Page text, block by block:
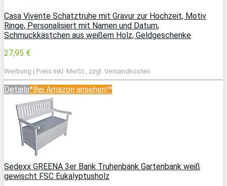
Casa Vivente Schatztruhe mit Gravur zur Hochzeit, Motiv
Ringe, Personalisiert mit Namen und Datum,
Schmuckkästchen aus weißem Holz, Geldgeschenke
27,95 €
Werbung | Preis inkl. MwSt., zzgl. Versandkosten
Details*Bei Amazon ansehen!*
Sedexx GREENA 3er Bank Truhenbank Gartenbank weiß
gewischt FSC Eukalyptusholz